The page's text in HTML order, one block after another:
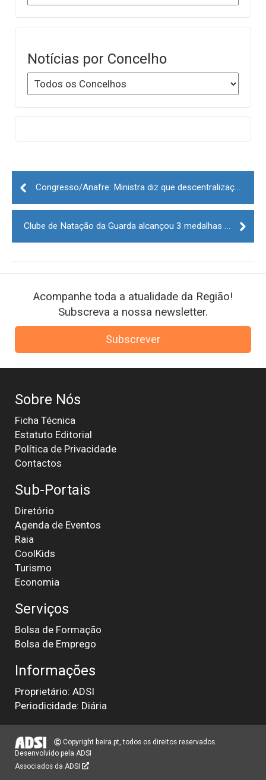
Notícias por Concelho
Post
navigation
Congresso/Anafre: Ministra diz que descentralização deve ser “acelerada”
Clube de Natação da Guarda alcançou 3 medalhas de ouro, 10 de prata e 9 de bronze
Acompanhe toda a atualidade da Região!
Subscreva a nossa newsletter.
Subscrever
Sobre Nós
Ficha Técnica
Estatuto Editorial
Política de Privacidade
Contactos
Sub-Portais
Diretório
Agenda de Eventos
Raia
CoolKids
Turismo
Economia
Serviços
Bolsa de Formação
Bolsa de Emprego
Informações
Proprietário: ADSI
Periodicidade: Diária
Copyright beira.pt, todos os direitos reservados.
Desenvolvido pela ADSI
Associados da ADSI